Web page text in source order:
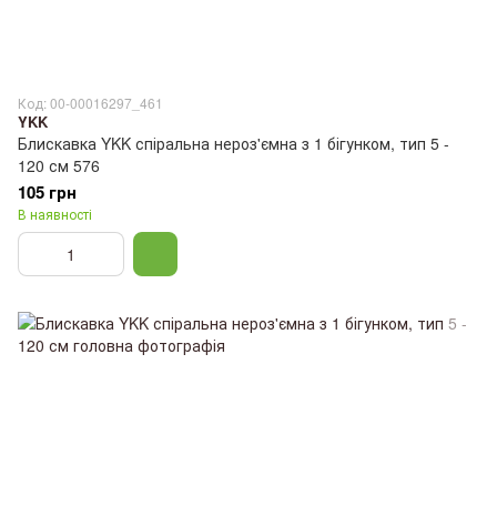
Код: 00-00016297_461
YKK
Блискавка YKK спіральна нероз'ємна з 1 бігунком, тип 5 -
120 см 576
105 грн
В наявності